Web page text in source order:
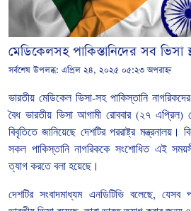
মেডিকেলসহ পাকিস্তানিদের সব
সর্বশেষ উপলব্ধ: এপ্রিল ২৪, ২০২৫ ০৫:২৩ অপরাহ্ন
ভারতীয় মেডিকেল ভিসা-সহ পাকিস্তানি নাগরিকদের
বৈধ ভারতীয় ভিসা আগামী রোববার(২৭ এপ্রিল)
বিবৃতিতে জানিয়েছে দেশটির পররাষ্ট্র মন্ত্রনালয়।
সকল পাকিস্তানি নাগরিককে সংশোধিত এই
ত্যাগ করতে বলা হয়েছে।
দেশটির সংবাদমাধ্যম এনডিটিভি বলেছে,যেসব